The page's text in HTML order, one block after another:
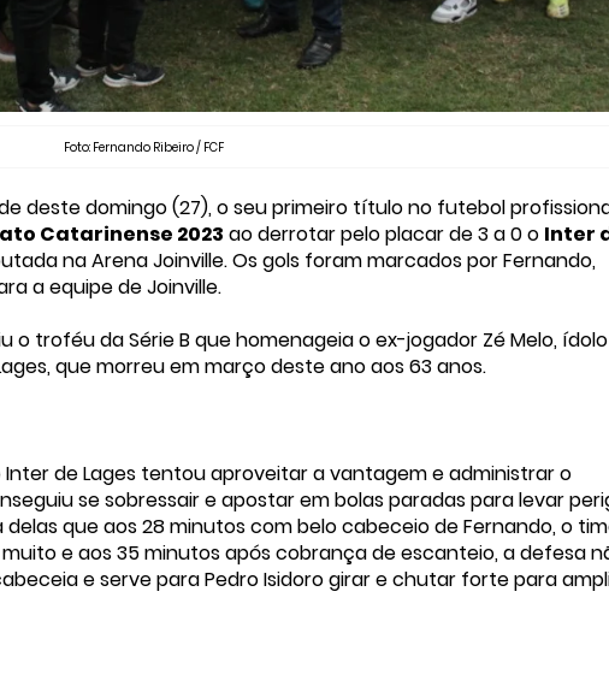
Foto: Fernando Ribeiro / FCF
deste domingo (27), o seu primeiro título no futebol
Catarinense 2023 ao derrotar pelo placar de 3 a 0 o Inter
na Arena Joinville. Os gols foram marcados por Fernando,
a equipe de Joinville.
o troféu da Série B que homenageia o ex-jogador Zé Melo,
que morreu em março deste ano aos 63 anos.
de Lages tentou aproveitar a vantagem e administrar o
se sobressair e apostar em bolas paradas para levar
que aos 28 minutos com belo cabeceio de Fernando, o
e aos 35 minutos após cobrança de escanteio, a defesa
e serve para Pedro Isidoro girar e chutar forte para